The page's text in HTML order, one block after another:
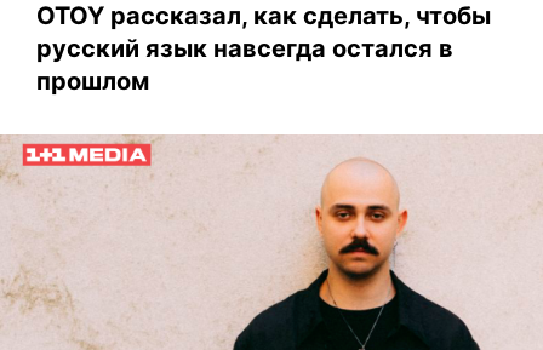
OTOY рассказал, как сделать, чтобы
русский язык навсегда остался в
прошлом